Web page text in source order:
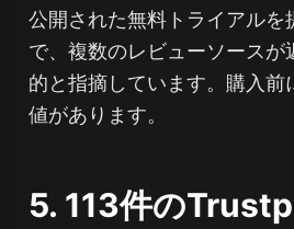
公開された無料トライアルを
で、複数のレビューソースが
的と指摘しています。購入前
値があります。
5. 113件の